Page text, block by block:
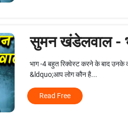
सुमन खंडेलवाल -
भाग -4 बहुत रिक्वेस्ट करने के बाद
&ldquo;आप लोग कौन है...
Read Free